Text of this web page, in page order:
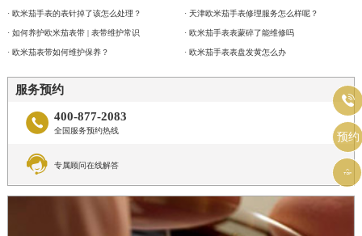
· 欧米茄手表的表针掉了该怎么处理？
· 如何养护欧米茄表带 | 表带维护常识
· 欧米茄表带如何维护保养？
· 天津欧米茄手表修理服务怎么样呢？
· 欧米茄手表表蒙碎了能维修吗
· 欧米茄手表表盘发黄怎么办
服务预约
 400-877-2083
全国服务预约热线
 专属顾问在线解答

预约
